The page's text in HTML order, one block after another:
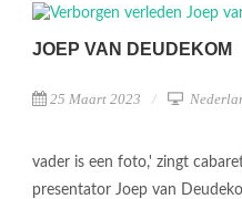
JOEP VAN DEUDEKOM
25 Maart 2023
vader is een foto,' zingt
presentator Joep van